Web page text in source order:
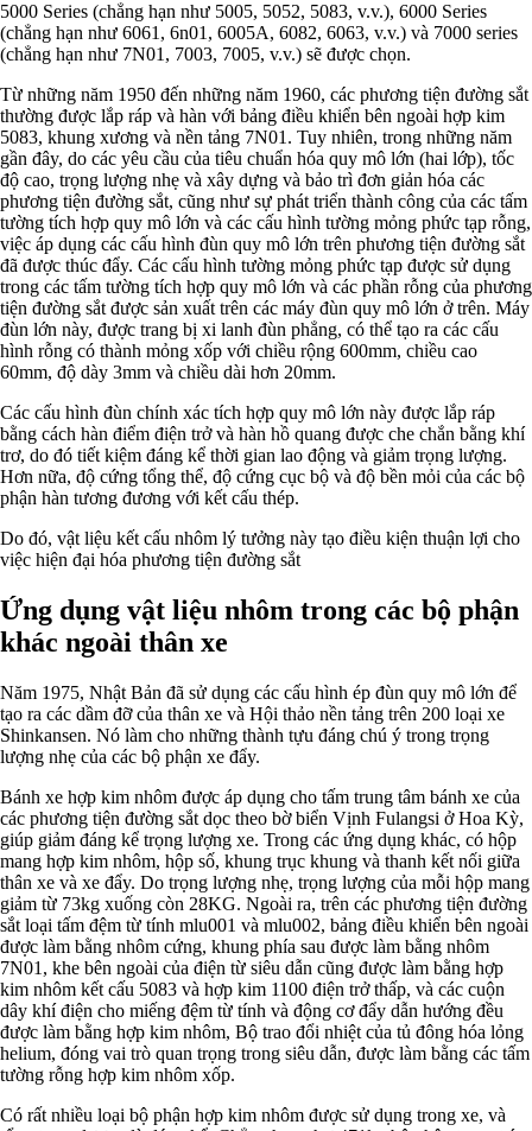
5000 Series (chẳng hạn như 5005, 5052, 5083, v.v.), 6000 Series
(chẳng hạn như 6061, 6n01, 6005A, 6082, 6063, v.v.) và 7000 series
(chẳng hạn như 7N01, 7003, 7005, v.v.) sẽ được chọn.
Từ những năm 1950 đến những năm 1960, các phương tiện đường sắt
thường được lắp ráp và hàn với bảng điều khiển bên ngoài hợp kim
5083, khung xương và nền tảng 7N01. Tuy nhiên, trong những năm
gần đây, do các yêu cầu của tiêu chuẩn hóa quy mô lớn (hai lớp), tốc
độ cao, trọng lượng nhẹ và xây dựng và bảo trì đơn giản hóa các
phương tiện đường sắt, cũng như sự phát triển thành công của các tấm
tường tích hợp quy mô lớn và các cấu hình tường mỏng phức tạp rỗng,
việc áp dụng các cấu hình đùn quy mô lớn trên phương tiện đường sắt
đã được thúc đẩy. Các cấu hình tường mỏng phức tạp được sử dụng
trong các tấm tường tích hợp quy mô lớn và các phần rỗng của phương
tiện đường sắt được sản xuất trên các máy đùn quy mô lớn ở trên. Máy
đùn lớn này, được trang bị xi lanh đùn phẳng, có thể tạo ra các cấu
hình rỗng có thành mỏng xốp với chiều rộng 600mm, chiều cao
60mm, độ dày 3mm và chiều dài hơn 20mm.
Các cấu hình đùn chính xác tích hợp quy mô lớn này được lắp ráp
bằng cách hàn điểm điện trở và hàn hồ quang được che chắn bằng khí
trơ, do đó tiết kiệm đáng kể thời gian lao động và giảm trọng lượng.
Hơn nữa, độ cứng tổng thể, độ cứng cục bộ và độ bền mỏi của các bộ
phận hàn tương đương với kết cấu thép.
Do đó, vật liệu kết cấu nhôm lý tưởng này tạo điều kiện thuận lợi cho
việc hiện đại hóa phương tiện đường sắt
Ứng dụng vật liệu nhôm trong các bộ phận
khác ngoài thân xe
Năm 1975, Nhật Bản đã sử dụng các cấu hình ép đùn quy mô lớn để
tạo ra các dầm đỡ của thân xe và Hội thảo nền tảng trên 200 loại xe
Shinkansen. Nó làm cho những thành tựu đáng chú ý trong trọng
lượng nhẹ của các bộ phận xe đẩy.
Bánh xe hợp kim nhôm được áp dụng cho tấm trung tâm bánh xe của
các phương tiện đường sắt dọc theo bờ biển Vịnh Fulangsi ở Hoa Kỳ,
giúp giảm đáng kể trọng lượng xe. Trong các ứng dụng khác, có hộp
mang hợp kim nhôm, hộp số, khung trục khung và thanh kết nối giữa
thân xe và xe đẩy. Do trọng lượng nhẹ, trọng lượng của mỗi hộp mang
giảm từ 73kg xuống còn 28KG. Ngoài ra, trên các phương tiện đường
sắt loại tấm đệm từ tính mlu001 và mlu002, bảng điều khiển bên ngoài
được làm bằng nhôm cứng, khung phía sau được làm bằng nhôm
7N01, khe bên ngoài của điện từ siêu dẫn cũng được làm bằng hợp
kim nhôm kết cấu 5083 và hợp kim 1100 điện trở thấp, và các cuộn
dây khí điện cho miếng đệm từ tính và động cơ đẩy dẫn hướng đều
được làm bằng hợp kim nhôm, Bộ trao đổi nhiệt của tủ đông hóa lỏng
helium, đóng vai trò quan trọng trong siêu dẫn, được làm bằng các tấm
tường rỗng hợp kim nhôm xốp.
Có rất nhiều loại bộ phận hợp kim nhôm được sử dụng trong xe, và